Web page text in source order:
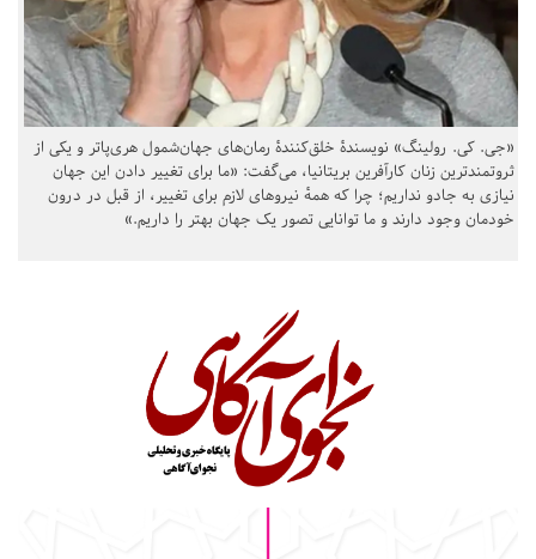
«جی. کی. رولینگ» نویسندهٔ خلق‌کنندهٔ رمان‌های جهان‌شمول هری‌پاتر و یکی از
ثروتمندترین زنان کارآفرین بریتانیا، می‌گفت: «ما برای تغییر دادن این جهان
نیازی به جادو نداریم؛ چرا که همهٔ نیروهای لازم برای تغییر، از قبل در درون
خودمان وجود دارند و ما توانایی تصور یک جهان بهتر را داریم.»